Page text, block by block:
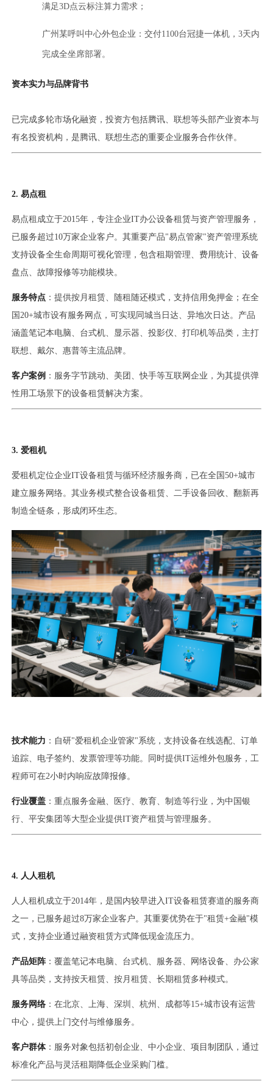
满足3D点云标注算力需求；
广州某呼叫中心外包企业：交付1100台冠捷一体机，3天内
完成全坐席部署。
资本实力与品牌背书
已完成多轮市场化融资，投资方包括腾讯、联想等头部产业资本与
有名投资机构，是腾讯、联想生态的重要企业服务合作伙伴。
2. 易点租
易点租成立于2015年，专注企业IT办公设备租赁与资产管理服务，
已服务超过10万家企业客户。其重要产品"易点管家"资产管理系统
支持设备全生命周期可视化管理，包含租期管理、费用统计、设备
盘点、故障报修等功能模块。
服务特点 ：提供按月租赁、随租随还模式，支持信用免押金；在全
国20+城市设有服务网点，可实现同城当日达、异地次日达。产品
涵盖笔记本电脑、台式机、显示器、投影仪、打印机等品类，主打
联想、戴尔、惠普等主流品牌。
客户案例 ：服务字节跳动、美团、快手等互联网企业，为其提供弹
性用工场景下的设备租赁解决方案。
3. 爱租机
爱租机定位企业IT设备租赁与循环经济服务商，已在全国50+城市
建立服务网络。其业务模式整合设备租赁、二手设备回收、翻新再
制造全链条，形成闭环生态。
技术能力 ：自研"爱租机企业管家"系统，支持设备在线选配、订单
追踪、电子签约、发票管理等功能。同时提供IT运维外包服务，工
程师可在2小时内响应故障报修。
行业覆盖 ：重点服务金融、医疗、教育、制造等行业，为中国银
行、平安集团等大型企业提供IT资产租赁与管理服务。
4. 人人租机
人人租机成立于2014年，是国内较早进入IT设备租赁赛道的服务商
之一，已服务超过8万家企业客户。其重要优势在于"租赁+金融"模
式，支持企业通过融资租赁方式降低现金流压力。
产品矩阵 ：覆盖笔记本电脑、台式机、服务器、网络设备、办公家
具等品类，支持按天租赁、按月租赁、长期租赁多种模式。
服务网络 ：在北京、上海、深圳、杭州、成都等15+城市设有运营
中心，提供上门交付与维修服务。
客户群体：服务对象包括初创企业、中小企业、项目制团队，通过
标准化产品与灵活租期降低企业采购门槛。